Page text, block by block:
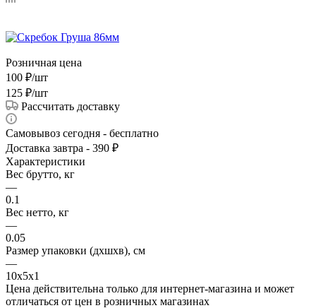
Розничная цена
100 ₽/шт
125 ₽/шт
Рассчитать доставку
Самовывоз сегодня - бесплатно
Доставка завтра - 390 ₽
Характеристики
Вес брутто, кг
—
0.1
Вес нетто, кг
—
0.05
Размер упаковки (дхшхв), см
—
10х5х1
Цена действительна только для интернет-магазина и может
отличаться от цен в розничных магазинах